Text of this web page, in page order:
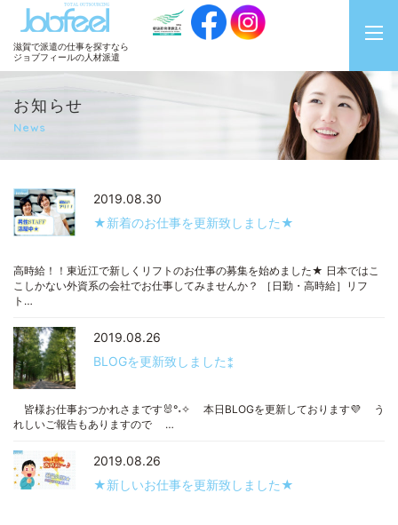
JobFeel
滋賀で派遣の仕事を探すなら
ジョブフィールの人材派遣
お知らせ
News
2019.08.30
★新着のお仕事を更新致しました★
高時給！！東近江で新しくリフトのお仕事の募集を始めました★ 日本ではこ
こしかない外資系の会社でお仕事してみませんか？ ［日勤・高時給］リフ
ト…
2019.08.26
BLOGを更新致しました⁑
皆様お仕事おつかれさまです🐰°˖✧ 本日BLOGを更新しております💜 う
れしいご報告もありますので …
2019.08.26
★新しいお仕事を更新致しました★